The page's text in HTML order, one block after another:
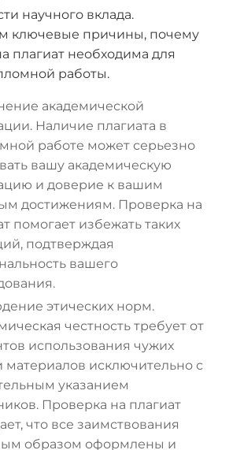
научного вклада.
ключевые причины, почему
плагиат необходима для
работы.
академической
Наличие плагиата в
работе может серьезно
вашу академическую
и доверие к вашим
достижениям. Проверка на
помогает избежать таких
подтверждая
вашего
этических норм.
честность требует от
использования чужих
материалов исключительно с
указанием
Проверка на плагиат
что все заимствования
образом оформлены и